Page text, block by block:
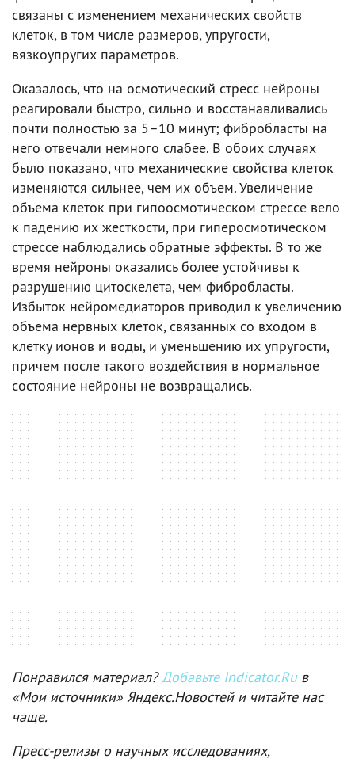
связаны с изменением механических свойств
клеток, в том числе размеров, упругости,
вязкоупругих параметров.
Оказалось, что на осмотический стресс нейроны
реагировали быстро, сильно и восстанавливались
почти полностью за 5–10 минут; фибробласты на
него отвечали немного слабее. В обоих случаях
было показано, что механические свойства клеток
изменяются сильнее, чем их объем. Увеличение
объема клеток при гипоосмотическом стрессе вело
к падению их жесткости, при гиперосмотическом
стрессе наблюдались обратные эффекты. В то же
время нейроны оказались более устойчивы к
разрушению цитоскелета, чем фибробласты.
Избыток нейромедиаторов приводил к увеличению
объема нервных клеток, связанных со входом в
клетку ионов и воды, и уменьшению их упругости,
причем после такого воздействия в нормальное
состояние нейроны не возвращались.
Понравился материал?Добавьте Indicator.Ruв
«Мои источники» Яндекс.Новостей и читайте нас
чаще.
Пресс-релизы о научных исследованиях,